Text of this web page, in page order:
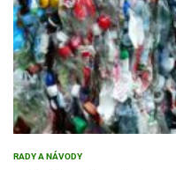
RADY A NÁVODY